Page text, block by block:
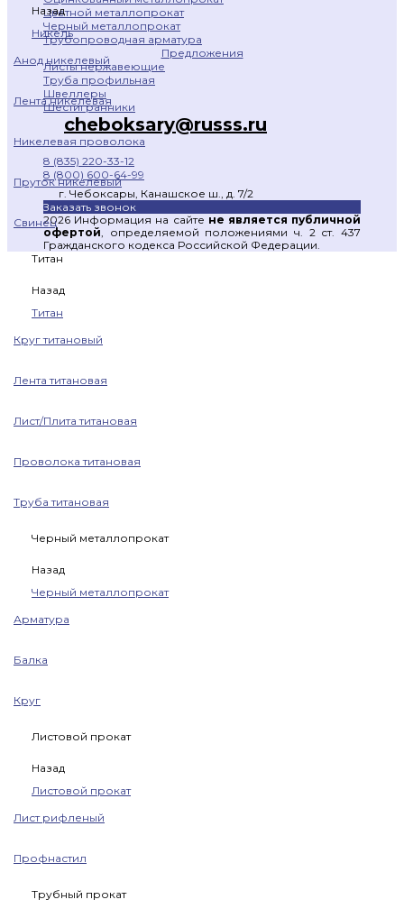
Назад
Никель
Анод никелевый
Лента никелевая
Никелевая проволока
Пруток никелевый
Свинец
Титан
Назад
Титан
Круг титановый
Лента титановая
Лист/Плита титановая
Проволока титановая
Труба титановая
Черный металлопрокат
Назад
Черный металлопрокат
Арматура
Балка
Круг
Листовой прокат
Назад
Листовой прокат
Лист рифленый
Профнастил
Трубный прокат
Цветной металлопрокат
Черный металлопрокат
Трубопроводная арматура
Предложения
Листы нержавеющие
Труба профильная
Швеллеры
Шестигранники
cheboksary@russs.ru
8 (835) 220-33-12
8 (800) 600-64-99
г. Чебоксары, Канашское ш., д. 7/2
Заказать звонок
2026 Информация на сайте не является публичной
офертой , определяемой положениями ч. 2 ст. 437
Гражданского кодекса Российской Федерации.